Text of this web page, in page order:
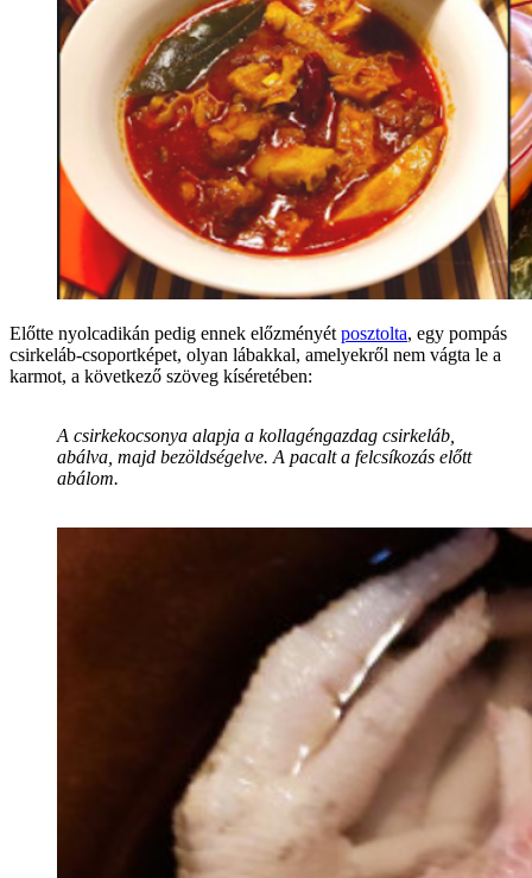
Előtte nyolcadikán pedig ennek előzményét posztolta, egy pompás
csirkeláb-csoportképet, olyan lábakkal, amelyekről nem vágta le a
karmot, a következő szöveg kíséretében:
A csirkekocsonya alapja a kollagéngazdag csirkeláb,
abálva, majd bezöldségelve. A pacalt a felcsíkozás előtt
abálom.